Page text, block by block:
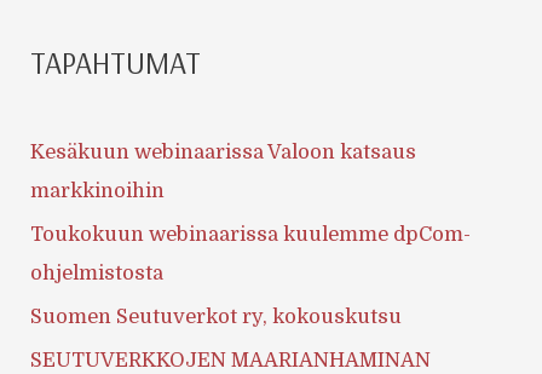
TAPAHTUMAT
Kesäkuun webinaarissa Valoon katsaus
markkinoihin
Toukokuun webinaarissa kuulemme dpCom-
ohjelmistosta
Suomen Seutuverkot ry, kokouskutsu
SEUTUVERKKOJEN MAARIANHAMINAN